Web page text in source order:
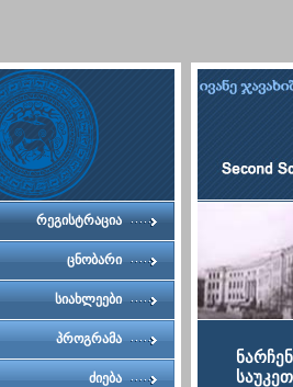
რეგისტრაცია
ცნობარი
სიახლეები
პროგრამა
ძიება